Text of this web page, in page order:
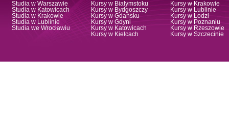
Studia w Warszawie
Studia w Katowicach
Studia w Krakowie
Studia w Lublinie
Studia we Wrocławiu
Kursy w Białymstoku
Kursy w Bydgoszczy
Kursy w Gdańsku
Kursy w Gdyni
Kursy w Katowicach
Kursy w Kielcach
Kursy w Krakowie
Kursy w Lublinie
Kursy w Łodzi
Kursy w Poznaniu
Kursy w Rzeszowie
Kursy w Szczecinie